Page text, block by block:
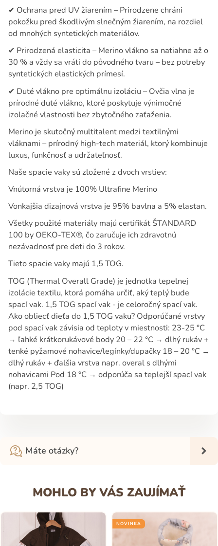
✔ Ochrana pred UV žiarením – Prirodzene chráni
pokožku pred škodlivým slnečným žiarením, na rozdiel
od mnohých syntetických materiálov.
✔ Prirodzená elasticita – Merino vlákno sa natiahne až o
30 % a vždy sa vráti do pôvodného tvaru – bez potreby
syntetických elastických prímesí.
✔ Duté vlákno pre optimálnu izoláciu – Ovčia vlna je
prírodné duté vlákno, ktoré poskytuje výnimočné
izolačné vlastnosti bez zbytočného zaťaženia.
Merino je skutočný multitalent medzi textilnými
vláknami – prírodný high-tech materiál, ktorý kombinuje
luxus, funkčnosť a udržateľnosť.
Naše spacie vaky sú zložené z dvoch vrstiev:
Vnútorná vrstva je 100% Ultrafine Merino
Vonkajšia dizajnová vrstva je 95% bavlna a 5% elastan.
Všetky použité materiály majú certifikát ŠTANDARD
100 by OEKO-TEX®, čo zaručuje ich zdravotnú
nezávadnosť pre deti do 3 rokov.
Tieto spacie vaky majú 1,5 TOG.
TOG (Thermal Overall Grade) je jednotka tepelnej
izolácie textilu, ktorá pomáha určiť, aký teplý bude
spací vak. 1,5 TOG spací vak - je celoročný spací vak.
Ako obliecť dieťa do 1,5 TOG vaku? Odporúčané vrstvy
pod spací vak závisia od teploty v miestnosti: 23-25 °C
→ ľahké krátkorukávové body 20 – 22 °C → dlhý rukáv +
tenké pyžamové nohavice/legínky/dupačky 18 – 20 °C →
dlhý rukáv + ďalšia vrstva napr. overal s dlhými
nohavicami Pod 18 °C → odporúča sa teplejší spací vak
(napr. 2,5 TOG)
Máte otázky?
MOHLO BY VÁS ZAUJÍMAŤ
NOVINKA